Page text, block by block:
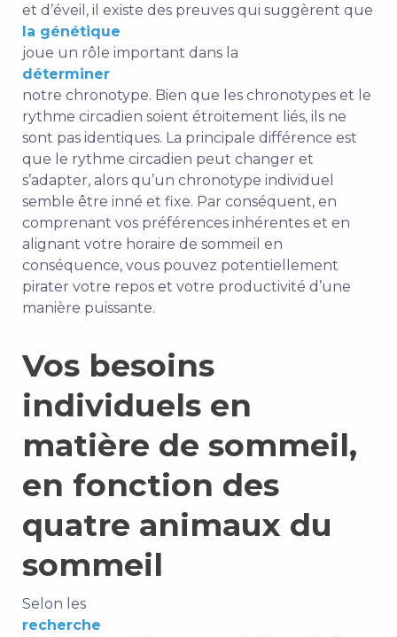
et d’éveil, il existe des preuves qui suggèrent que
la génétique
joue un rôle important dans la
déterminer
notre chronotype. Bien que les chronotypes et le
rythme circadien soient étroitement liés, ils ne
sont pas identiques. La principale différence est
que le rythme circadien peut changer et
s’adapter, alors qu’un chronotype individuel
semble être inné et fixe. Par conséquent, en
comprenant vos préférences inhérentes et en
alignant votre horaire de sommeil en
conséquence, vous pouvez potentiellement
pirater votre repos et votre productivité d’une
manière puissante.
Vos besoins
individuels en
matière de sommeil,
en fonction des
quatre animaux du
sommeil
Selon les
recherche